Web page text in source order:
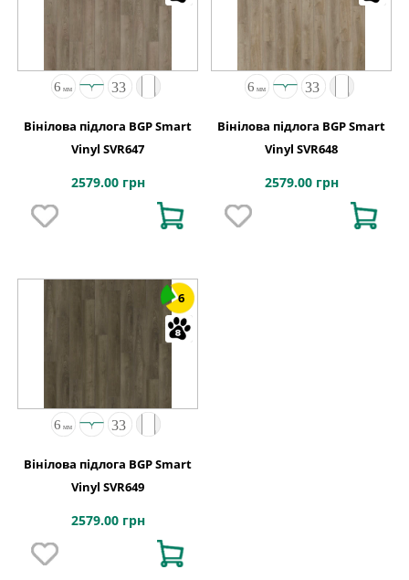
Вінілова підлога BGP Smart
Vinyl SVR647
2579.00 грн
Вінілова підлога BGP Smart
Vinyl SVR648
2579.00 грн
6
Вінілова підлога BGP Smart
Vinyl SVR649
2579.00 грн